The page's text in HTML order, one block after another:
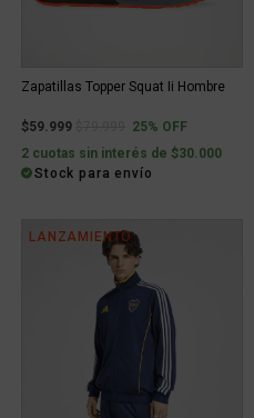
Zapatillas Topper Squat Ii Hombre
$59.999 Price reduced from
to25% OFF
2 cuotas sin interés de $30.000
Stock para envío
LANZAMIENTO